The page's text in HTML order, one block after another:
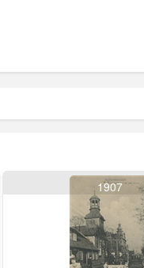
1907